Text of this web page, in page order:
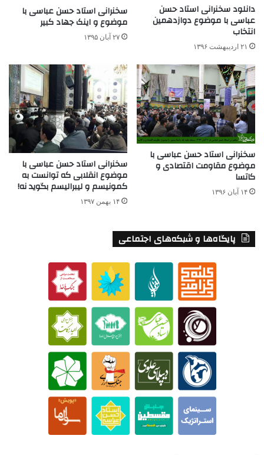
دانلود سخنرانی استاد حسن
عباسی با موضوع دوازدهمین
انتخاب
۲۱ اردیبهشت ۱۳۹۶
سخنرانی استاد حسن عباسی با
موضوع و اینک جهاد کبیر
۲۷ آبان ۱۳۹۵
سخنرانی استاد حسن عباسی با
موضوع مقاومت اقتصادی و
کاتسا
۱۴ آبان ۱۳۹۶
سخنرانی استاد حسن عباسی با
موضوع انقلابی که توانست به
کمونیسم و لیبرالیسم بگوید نه!
۱۴ بهمن ۱۳۹۷
پایگاه‌ها و شبکه‌های اجتماعی